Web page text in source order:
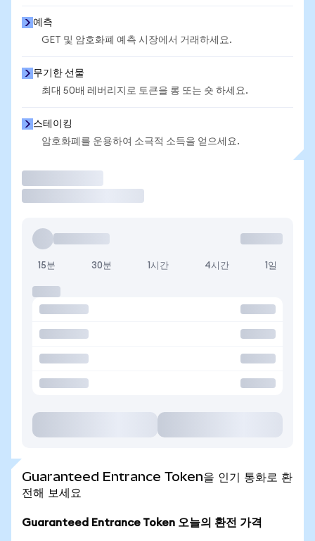
예측
GET 및 암호화폐 예측 시장에서 거래하세요.
무기한 선물
최대 50배 레버리지로 토큰을 롱 또는 숏 하세요.
스테이킹
암호화폐를 운용하여 소극적 소득을 얻으세요.
15분 30분 1시간 4시간 1일
Guaranteed Entrance Token을 인기 통화로 환
전해 보세요
Guaranteed Entrance Token 오늘의 환전 가격